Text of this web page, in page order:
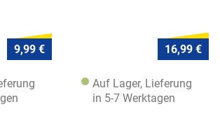
9,99 € 16,99 €
Auf Lager, Lieferung
in 5-7 Werktagen